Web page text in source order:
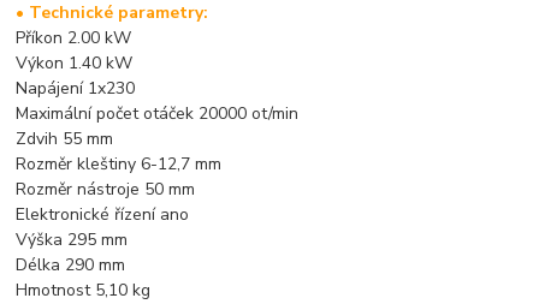
• Technické parametry:
Příkon 2.00 kW
Výkon 1.40 kW
Napájení 1x230
Maximální počet otáček 20000 ot/min
Zdvih 55 mm
Rozměr kleštiny 6-12,7 mm
Rozměr nástroje 50 mm
Elektronické řízení ano
Výška 295 mm
Délka 290 mm
Hmotnost 5,10 kg